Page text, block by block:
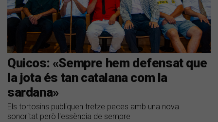
Quicos: «Sempre hem defensat que
la jota és tan catalana com la
sardana»
Els tortosins publiquen tretze peces amb una nova
sonoritat però l'essència de sempre